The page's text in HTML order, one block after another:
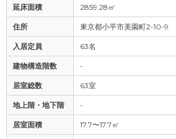
延床面積 2859.28㎡
住所 東京都小平市美園町2-10-9
入居定員 63名
建物構造階数 -
居室総数 63室
地上階・地下階 -
居室面積 17.7〜17.7㎡